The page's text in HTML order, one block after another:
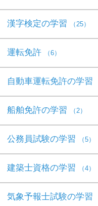
漢字検定の学習 （25）
運転免許 （6）
自動車運転免許の学習
船舶免許の学習 （2）
公務員試験の学習 （5）
建築士資格の学習 （4）
気象予報士試験の学習